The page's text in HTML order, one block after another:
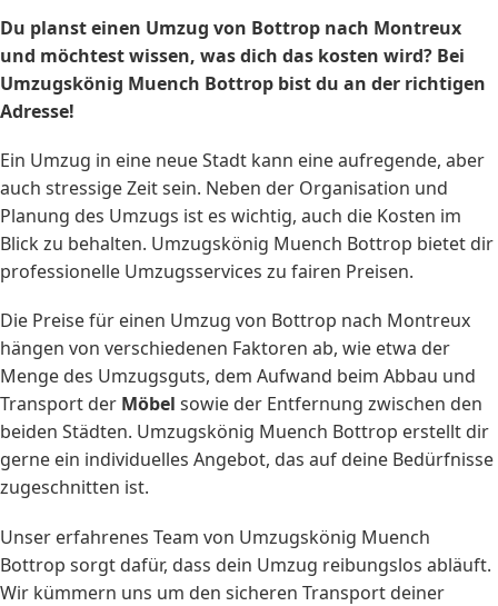
Du planst einen Umzug von Bottrop nach Montreux
und möchtest wissen, was dich das kosten wird? Bei
Umzugskönig Muench Bottrop bist du an der richtigen
Adresse!
Ein Umzug in eine neue Stadt kann eine aufregende, aber
auch stressige Zeit sein. Neben der Organisation und
Planung des Umzugs ist es wichtig, auch die Kosten im
Blick zu behalten. Umzugskönig Muench Bottrop bietet dir
professionelle Umzugsservices zu fairen Preisen.
Die Preise für einen Umzug von Bottrop nach Montreux
hängen von verschiedenen Faktoren ab, wie etwa der
Menge des Umzugsguts, dem Aufwand beim Abbau und
Transport der Möbel sowie der Entfernung zwischen den
beiden Städten. Umzugskönig Muench Bottrop erstellt dir
gerne ein individuelles Angebot, das auf deine Bedürfnisse
zugeschnitten ist.
Unser erfahrenes Team von Umzugskönig Muench
Bottrop sorgt dafür, dass dein Umzug reibungslos abläuft.
Wir kümmern uns um den sicheren Transport deiner